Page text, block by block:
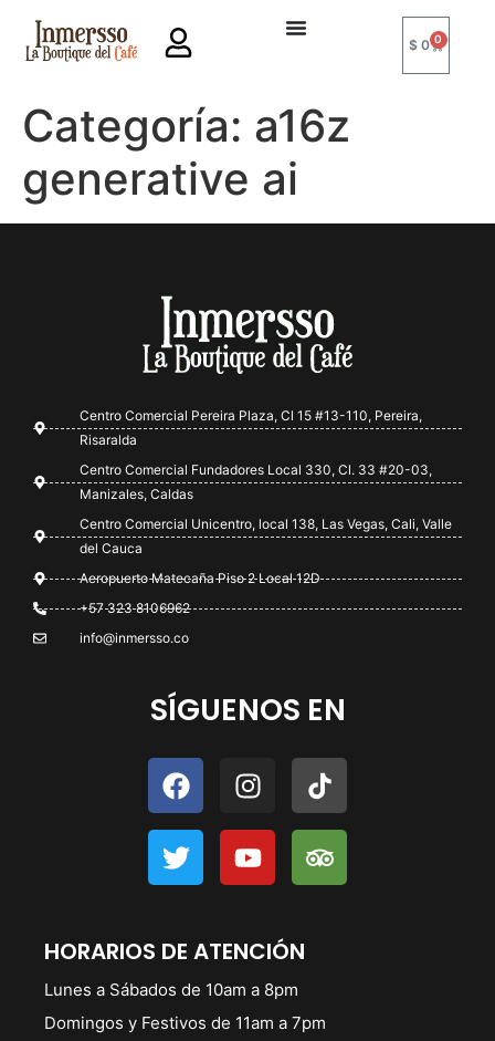
$0 0
Categoría: a16z
generative ai
Centro Comercial Pereira Plaza, Cl 15 #13-110, Pereira,
Risaralda
Centro Comercial Fundadores Local 330, Cl. 33 #20-03,
Manizales, Caldas
Centro Comercial Unicentro, local 138, Las Vegas, Cali, Valle
del Cauca
Aeropuerto Matecaña Piso 2 Local 12D
+57 323 8106962
info@inmersso.co
SÍGUENOS EN
HORARIOS DE ATENCIÓN
Lunes a Sábados de 10am a 8pm
Domingos y Festivos de 11am a 7pm